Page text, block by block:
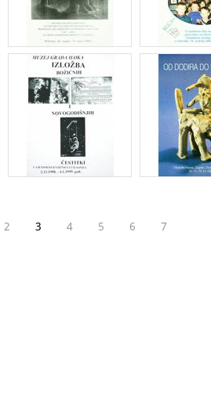
2 3 4 5 6 7